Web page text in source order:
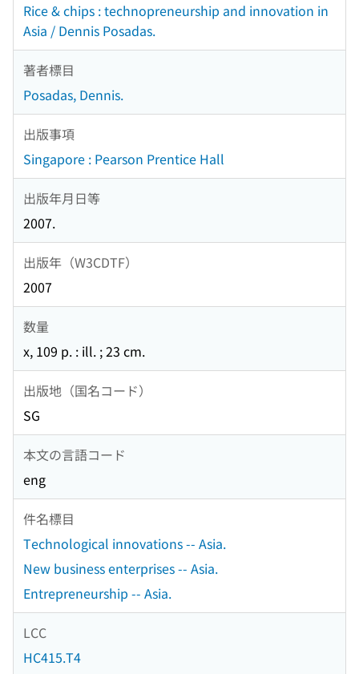
Rice & chips : technopreneurship and innovation in
Asia / Dennis Posadas.
著者標目
Posadas, Dennis.
出版事項
Singapore : Pearson Prentice Hall
出版年月日等
2007.
出版年（W3CDTF）
2007
数量
x, 109 p. : ill. ; 23 cm.
出版地（国名コード）
SG
本文の言語コード
eng
件名標目
Technological innovations -- Asia.
New business enterprises -- Asia.
Entrepreneurship -- Asia.
LCC
HC415.T4